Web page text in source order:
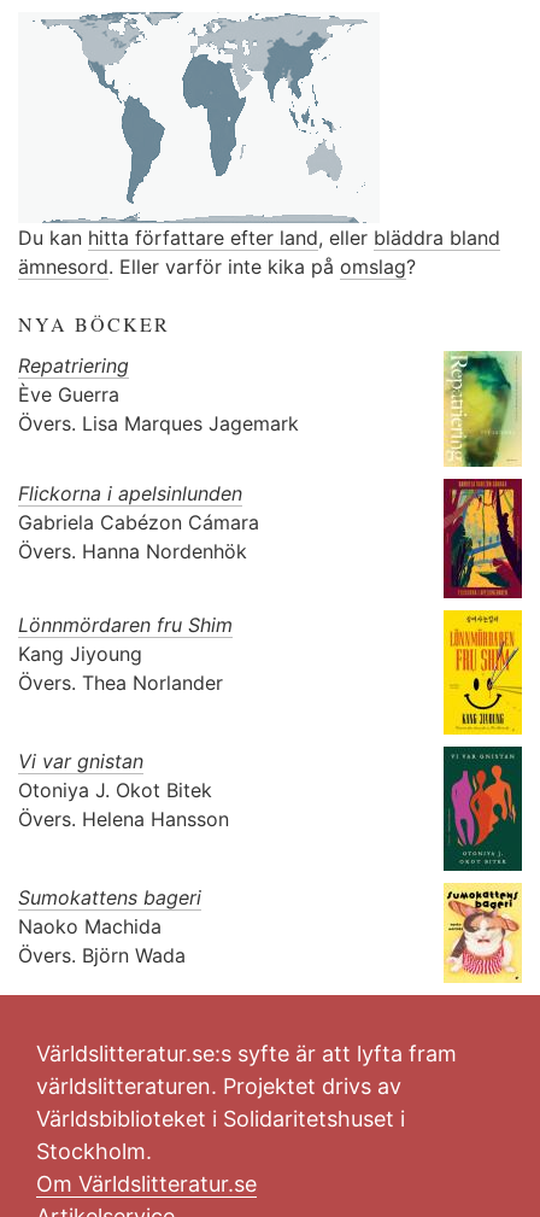
Du kan hitta författare efter land, eller bläddra bland
ämnesord. Eller varför inte kika på omslag?
NYA BÖCKER
Repatriering
Ève Guerra
Övers. Lisa Marques Jagemark
Flickorna i apelsinlunden
Gabriela Cabézon Cámara
Övers. Hanna Nordenhök
Lönnmördaren fru Shim
Kang Jiyoung
Övers. Thea Norlander
Vi var gnistan
Otoniya J. Okot Bitek
Övers. Helena Hansson
Sumokattens bageri
Naoko Machida
Övers. Björn Wada
Världslitteratur.se:s syfte är att lyfta fram
världslitteraturen. Projektet drivs av
Världsbiblioteket i Solidaritetshuset i
Stockholm.
Om Världslitteratur.se